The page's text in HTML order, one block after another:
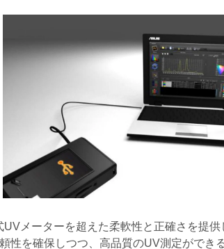
メーターを超えた柔軟性と正確さを提
性を確保しつつ、高品質のUV測定ができ